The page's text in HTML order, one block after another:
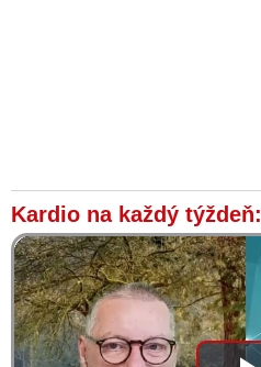
Kardio na každý týždeň: